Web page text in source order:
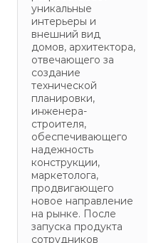
уникальные
интерьеры и
внешний вид
домов, архитектора,
отвечающего за
создание
технической
планировки,
инженера-
строителя,
обеспечивающего
надежность
конструкции,
маркетолога,
продвигающего
новое направление
на рынке. После
запуска продукта
сотрудников